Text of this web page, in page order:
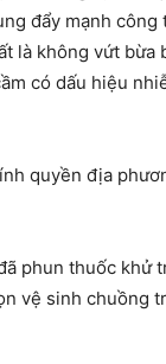
đẩy mạnh công
là không vứt bừa
có dấu hiệu
quyền địa
phun thuốc khử
vệ sinh chuồng